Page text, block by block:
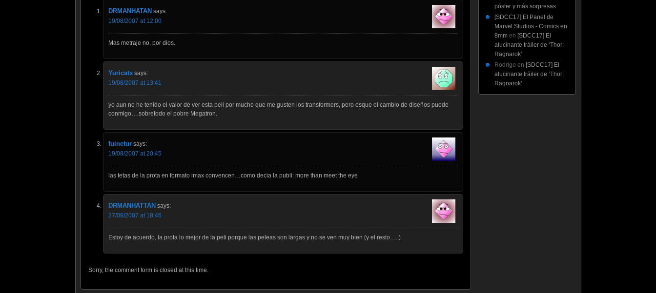
DRMANHATAN says:
19/08/2007 at 12:00
Mas metraje no, por dios.
Yuricats says:
19/08/2007 at 13:41
yo aun no he tenido el valor de ver esta peli por mucho que me gusten los transformers, pero esque el cambio de diseños puede
conmigo….sobretodo el pobre Megatron.
fuinetur says:
19/08/2007 at 20:45
las tetas de la prota en formato imax convencen…como decia la publi: more than meet the eye
DRMANHATTAN says:
27/08/2007 at 18:46
Estoy de acuerdo, la prota lo mejor de la peli porque las peleas son largas y no se ven muy bien (y el resto…..)
Sorry, the comment form is closed at this time.
póster y más sorpresas
[SDCC17] El Panel de
Marvel Studios - Comics en
8mmen [SDCC17] El
alucinante tráiler de ‘Thor:
Ragnarok’
Rodrigo en [SDCC17] El
alucinante tráiler de ‘Thor:
Ragnarok’